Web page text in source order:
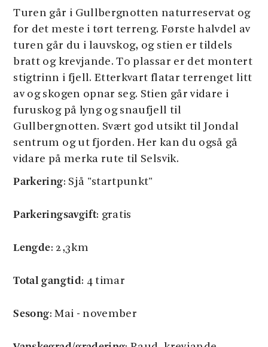
Turen går i Gullbergnotten naturreservat og
for det meste i tørt terreng. Første halvdel av
turen går du i lauvskog, og stien er tildels
bratt og krevjande. To plassar er det montert
stigtrinn i fjell. Etterkvart flatar terrenget litt
av og skogen opnar seg. Stien går vidare i
furuskog på lyng og snaufjell til
Gullbergnotten. Svært god utsikt til Jondal
sentrum og ut fjorden. Her kan du også gå
vidare på merka rute til Selsvik.
Parkering: Sjå "startpunkt"
Parkeringsavgift: gratis
Lengde: 2,3km
Total gangtid: 4 timar
Sesong: Mai - november